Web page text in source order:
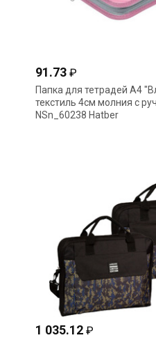
91.73 ₽
Папка для тетрадей А4
текстиль 4см молния с
NSn_60238 Hatber
1 035.12 ₽